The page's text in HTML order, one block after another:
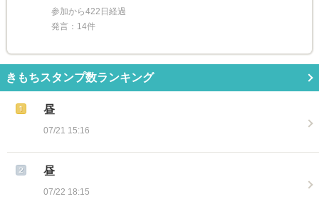
参加から422日経過
発言：14件
きもちスタンプ数ランキング
昼
07/21 15:16
昼
07/22 18:15